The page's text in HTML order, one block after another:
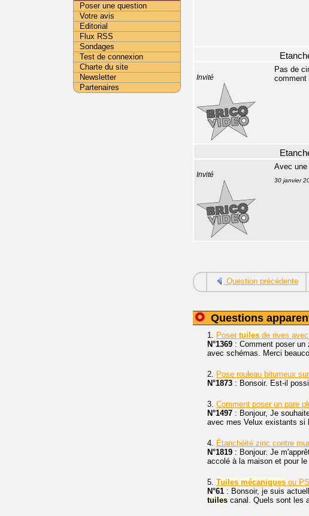
Invité
Pas de
comment
Invité
Avec une
30 janvier
Question précédente
Questions
1. Poser tuiles de rives
N°1369 : Comment poser
avec schémas. Merci
2. Pose rouleau bitumeux sur
N°1873 : Bonsoir. Est-il
3. Comment poser un pare
N°1497 : Bonjour, Je
avec mes Velux existants si
4. Étanchéité zinc contre mur
N°1819 : Bonjour. Je
accolé à la maison et pour
5. Tuiles mécaniques ou
N°61 : Bonsoir, je suis
tuiles canal. Quels sont les
Poser une question
Votre avis
Editorial
Flux RSS
Sondages
Test de connexion
Charte du site
Newsletter
Partenaires